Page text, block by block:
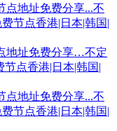
地址免费分享…不定
点香港|日本|韩国|